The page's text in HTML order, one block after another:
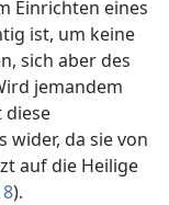
Einrichten eines
ist, um keine
sich aber des
jemandem
diese
wider, da sie von
auf die Heilige
).